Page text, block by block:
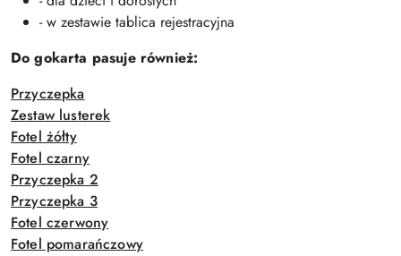
- w zestawie tablica rejestracyjna
Do gokarta pasuje również:
Przyczepka
Zestaw lusterek
Fotel żółty
Fotel czarny
Przyczepka 2
Przyczepka 3
Fotel czerwony
Fotel pomarańczowy